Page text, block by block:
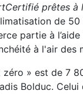
prêtes à
de
partie à l’aide
à l'air des
» est de 7
Bolduc. Celui